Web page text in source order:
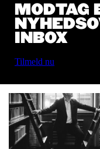
MODTAG
INBOX
Tilmeld nu